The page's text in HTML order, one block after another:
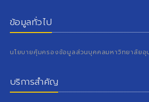
ข้อมูลทั่วไป
นโยบายคุ้มครองข้อมูลส่วนบุคคลมหาวิทยาลัยอุ
บริการสำคัญ